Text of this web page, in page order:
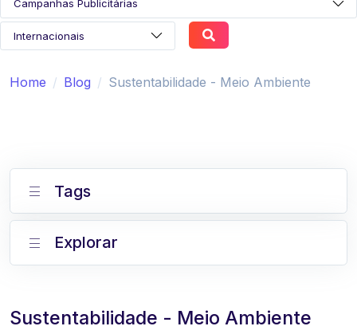
Home Blog Sustentabilidade - Meio Ambiente
Sustentabilidade - Meio Ambiente
Tags
Explorar